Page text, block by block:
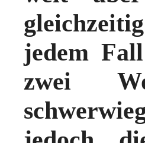
jedem
zwei